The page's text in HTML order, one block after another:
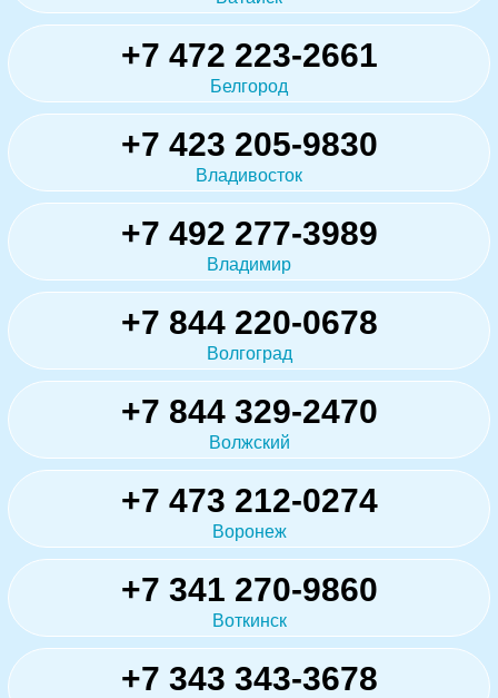
+7 472 223-2661
Белгород
+7 423 205-9830
Владивосток
+7 492 277-3989
Владимир
+7 844 220-0678
Волгоград
+7 844 329-2470
Волжский
+7 473 212-0274
Воронеж
+7 341 270-9860
Воткинск
+7 343 343-3678